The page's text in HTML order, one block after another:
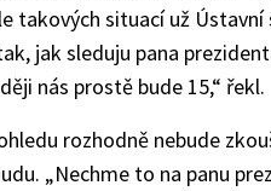
takových situací už Ústavní
jak sleduju pana
nás prostě bude 15,“ řekl.
rozhodně nebude
„Nechme to na panu